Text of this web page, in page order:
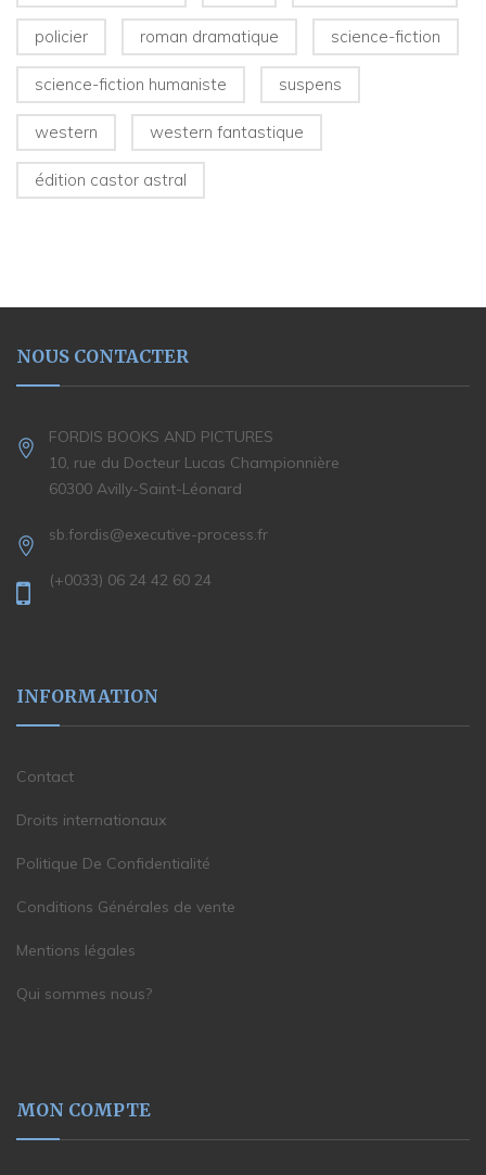
policier roman dramatique science-fiction
science-fiction humaniste suspens
western western fantastique
édition castor astral
NOUS CONTACTER
FORDIS BOOKS AND PICTURES
10, rue du Docteur Lucas Championnière
60300 Avilly-Saint-Léonard
sb.fordis@executive-process.fr
(+0033) 06 24 42 60 24
INFORMATION
Contact
Droits internationaux
Politique De Confidentialité
Conditions Générales de vente
Mentions légales
Qui sommes nous?
MON COMPTE